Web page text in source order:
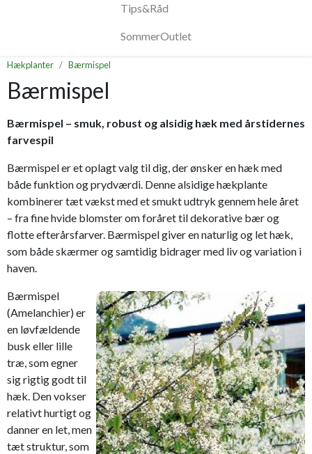
Tips&Råd
SommerOutlet
Hækplanter Bærmispel
Bærmispel
Bærmispel – smuk, robust og alsidig hæk med årstidernes
farvespil
Bærmispel er et oplagt valg til dig, der ønsker en hæk med
både funktion og prydværdi. Denne alsidige hækplante
kombinerer tæt vækst med et smukt udtryk gennem hele året
– fra fine hvide blomster om foråret til dekorative bær og
flotte efterårsfarver. Bærmispel giver en naturlig og let hæk,
som både skærmer og samtidig bidrager med liv og variation i
haven.
Bærmispel
(Amelanchier) er
en løvfældende
busk eller lille
træ, som egner
sig rigtig godt til
hæk. Den vokser
relativt hurtigt og
danner en let, men
tæt struktur, som